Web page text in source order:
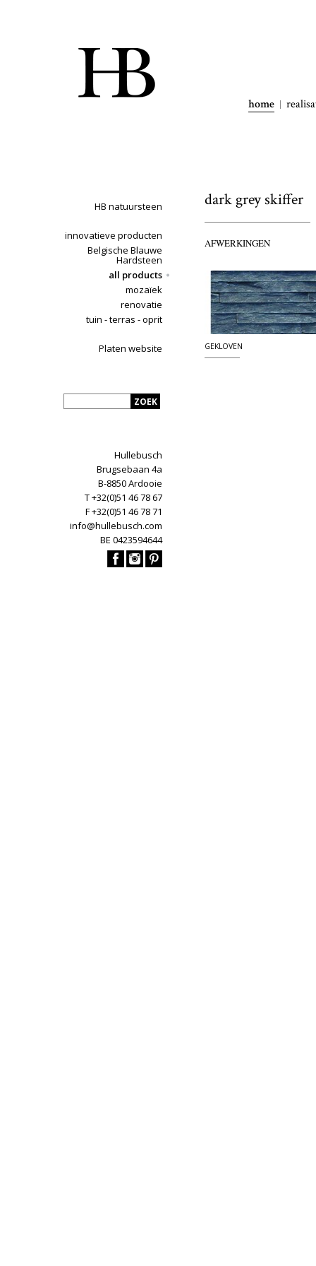
home
HB natuursteen
innovatieve producten
Belgische Blauwe
Hardsteen
all products
mozaïek
renovatie
tuin - terras - oprit
Platen website
Hullebusch
Brugsebaan 4a
B-8850 Ardooie
T +32(0)51 46 78 67
F +32(0)51 46 78 71
info@hullebusch.com
BE 0423594644
dark grey skiffer
AFWERKINGEN
GEKLOVEN